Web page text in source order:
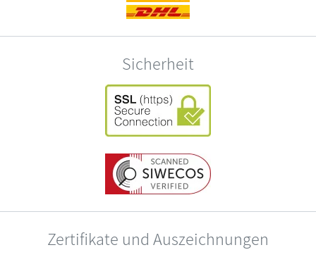
Sicherheit
Zertifikate und Auszeichnungen